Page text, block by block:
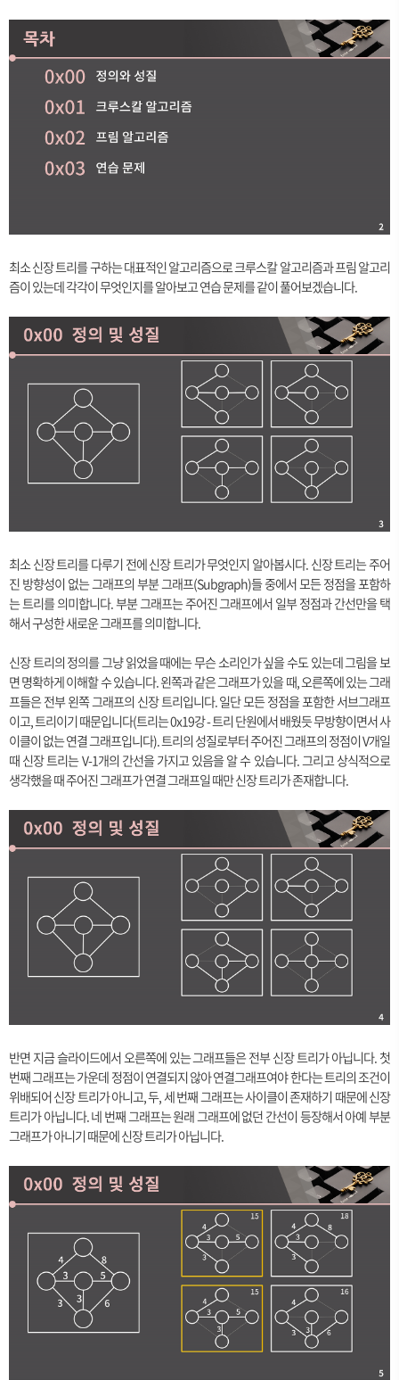
최소 신장 트리를 구하는 대표적인 알고리즘으로 크루스칼 알고리즘과 프림 알고리
즘이 있는데 각각이 무엇인지를 알아보고 연습 문제를 같이 풀어보겠습니다.
최소 신장 트리를 다루기 전에 신장 트리가 무엇인지 알아봅시다. 신장 트리는 주어
진 방향성이 없는 그래프의 부분 그래프(Subgraph)들 중에서 모든 정점을 포함하
는 트리를 의미합니다. 부분 그래프는 주어진 그래프에서 일부 정점과 간선만을 택
해서 구성한 새로운 그래프를 의미합니다.
신장 트리의 정의를 그냥 읽었을 때에는 무슨 소리인가 싶을 수도 있는데 그림을 보
면 명확하게 이해할 수 있습니다. 왼쪽과 같은 그래프가 있을 때, 오른쪽에 있는 그래
프들은 전부 왼쪽 그래프의 신장 트리입니다. 일단 모든 정점을 포함한 서브그래프
이고, 트리이기 때문입니다(트리는 0x19강 - 트리 단원에서 배웠듯 무방향이면서 사
이클이 없는 연결 그래프입니다). 트리의 성질로부터 주어진 그래프의 정점이 V개일
때 신장 트리는 V-1개의 간선을 가지고 있음을 알 수 있습니다. 그리고 상식적으로
생각했을 때 주어진 그래프가 연결 그래프일 때만 신장 트리가 존재합니다.
반면 지금 슬라이드에서 오른쪽에 있는 그래프들은 전부 신장 트리가 아닙니다. 첫
번째 그래프는 가운데 정점이 연결되지 않아 연결그래프여야 한다는 트리의 조건이
위배되어 신장 트리가 아니고, 두, 세 번째 그래프는 사이클이 존재하기 때문에 신장
트리가 아닙니다. 네 번째 그래프는 원래 그래프에 없던 간선이 등장해서 아예 부분
그래프가 아니기 때문에 신장 트리가 아닙니다.